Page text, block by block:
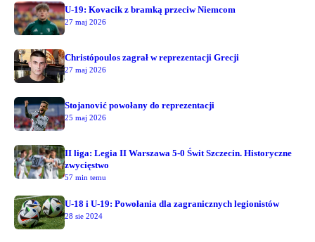
U-19: Kovacik z bramką przeciw Niemcom
27 maj 2026
Christópoulos zagrał w reprezentacji Grecji
27 maj 2026
Stojanović powołany do reprezentacji
25 maj 2026
II liga: Legia II Warszawa 5-0 Świt Szczecin. Historyczne
zwycięstwo
57 min temu
U-18 i U-19: Powołania dla zagranicznych legionistów
28 sie 2024